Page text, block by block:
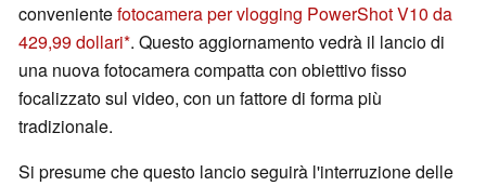
convenientefotocamera per vlogging PowerShot V10 da
429,99 dollari . Questo aggiornamento vedrà il lancio di
una nuova fotocamera compatta con obiettivo fisso
focalizzato sul video, con un fattore di forma più
tradizionale.
Si presume che questo lancio seguirà l'interruzione delle